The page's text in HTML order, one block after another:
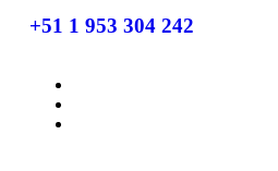
+51 1 953 304 242